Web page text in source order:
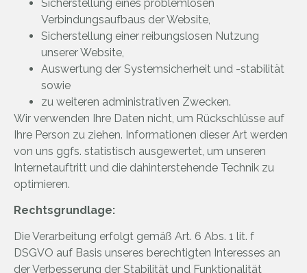
Sicherstellung eines problemlosen
Verbindungsaufbaus der Website,
Sicherstellung einer reibungslosen Nutzung
unserer Website,
Auswertung der Systemsicherheit und -stabilität
sowie
zu weiteren administrativen Zwecken.
Wir verwenden Ihre Daten nicht, um Rückschlüsse auf
Ihre Person zu ziehen. Informationen dieser Art werden
von uns ggfs. statistisch ausgewertet, um unseren
Internetauftritt und die dahinterstehende Technik zu
optimieren.
Rechtsgrundlage:
Die Verarbeitung erfolgt gemäß Art. 6 Abs. 1 lit. f
DSGVO auf Basis unseres berechtigten Interesses an
der Verbesserung der Stabilität und Funktionalität